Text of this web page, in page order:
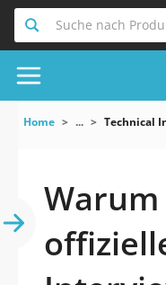
Suche nach
Home ... Technical